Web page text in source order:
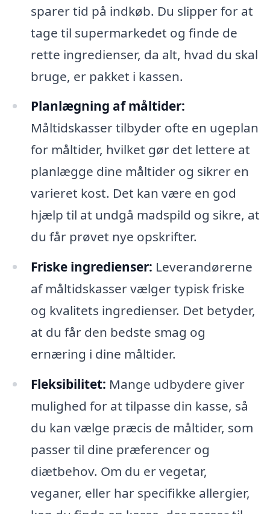
sparer tid på indkøb. Du slipper for at
tage til supermarkedet og finde de
rette ingredienser, da alt, hvad du skal
bruge, er pakket i kassen.
Planlægning af måltider:
Måltidskasser tilbyder ofte en ugeplan
for måltider, hvilket gør det lettere at
planlægge dine måltider og sikrer en
varieret kost. Det kan være en god
hjælp til at undgå madspild og sikre, at
du får prøvet nye opskrifter.
Friske ingredienser: Leverandørerne
af måltidskasser vælger typisk friske
og kvalitets ingredienser. Det betyder,
at du får den bedste smag og
ernæring i dine måltider.
Fleksibilitet: Mange udbydere giver
mulighed for at tilpasse din kasse, så
du kan vælge præcis de måltider, som
passer til dine præferencer og
diætbehov. Om du er vegetar,
veganer, eller har specifikke allergier,